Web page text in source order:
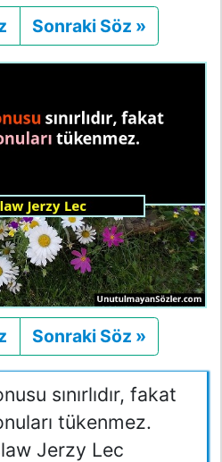
Önceki
Sonraki Söz »
Önceki
Sonraki Söz »
sınırlıdır, fakat
tükenmez.
Jerzy Lec